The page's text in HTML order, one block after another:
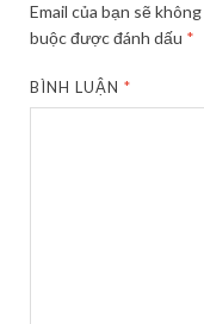
Email của bạn sẽ
buộc được đánh dấu *
BÌNH LUẬN*